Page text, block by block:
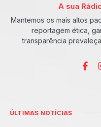
A sua
Mantemos os mais altos
reportagem ética,
transparência
ÚLTIMAS NOTÍCIAS